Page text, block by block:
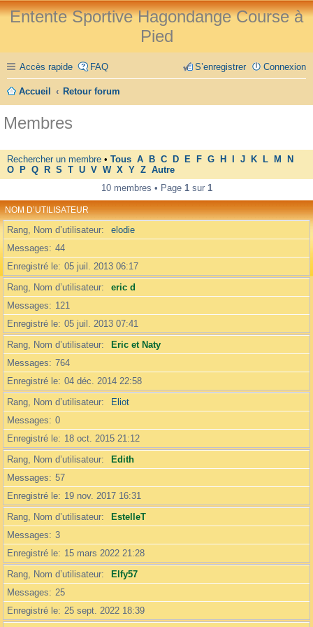
Entente Sportive Hagondange Course à
Pied
Accès rapide FAQ Connexion
S’enregistrer
Accueil Retour forum
Membres
Rechercher un membre • Tous A B C D E F G H J K L M
N
O
P Q R S T U V W X Y Z Autre
10 membres • Page 1sur 1
NOM D’UTILISATEUR
Rang, Nom d’utilisateur
elodie
Messages
44
Enregistré le 05 juil. 2013 06:17
Rang, Nom d’utilisateur
eric d
Messages
121
Enregistré le 05 juil. 2013 07:41
Rang, Nom d’utilisateur
Eric et Naty
Messages
764
Enregistré le 04 déc. 2014 22:58
Rang, Nom d’utilisateur
Eliot
Messages
0
Enregistré le
18 oct. 2015 21:12
Rang, Nom d’utilisateur
Edith
Messages
57
Enregistré le
19 nov. 2017 16:31
Rang, Nom d’utilisateur
EstelleT
Messages
3
Enregistré le
15 mars 2022 21:28
Rang, Nom d’utilisateur
Elfy57
Messages
25
Enregistré le 25 sept. 2022 18:39